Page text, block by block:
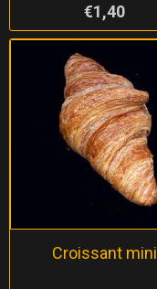
€1,40
Croissant mini